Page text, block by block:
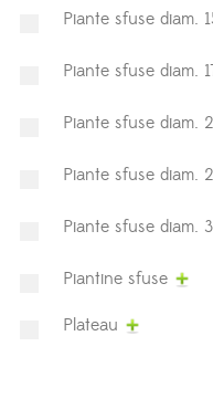
Piante sfuse diam.
Piante sfuse diam.
Piante sfuse diam.
Piante sfuse diam.
Piante sfuse diam.
Piantine sfuse
Plateau